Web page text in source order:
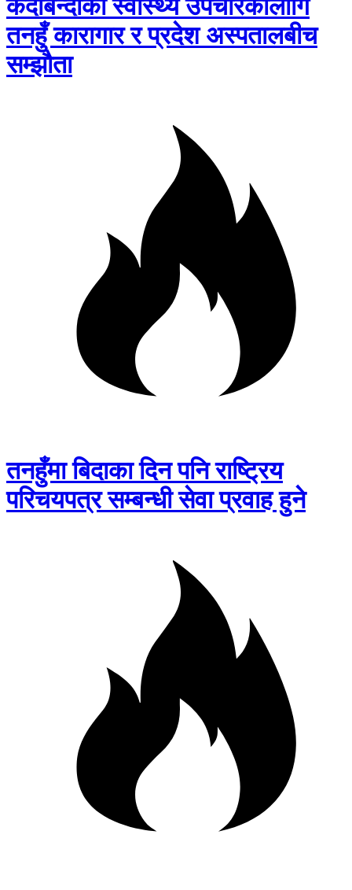
कैदीबन्दीको स्वास्थ्य उपचारकालागि
तनहुँ कारागार र प्रदेश अस्पतालबीच
सम्झौता
तनहुँमा बिदाका दिन पनि राष्ट्रिय
परिचयपत्र सम्बन्धी सेवा प्रवाह हुने